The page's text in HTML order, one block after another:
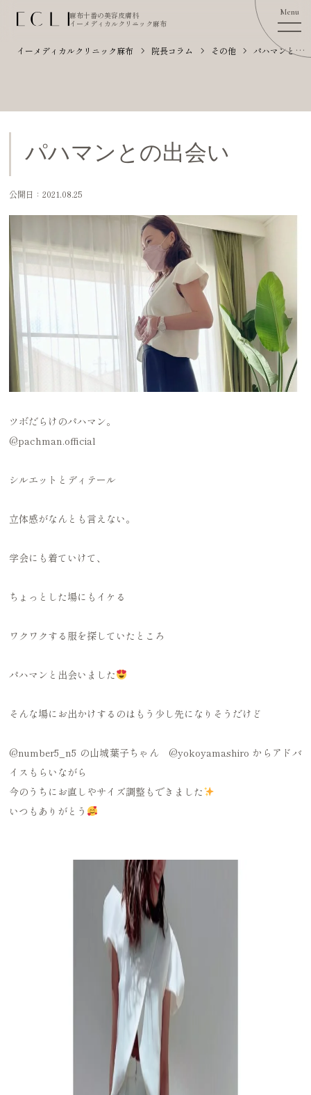
麻布十番の美容皮膚科
イーメディカルクリニック麻布
イーメディカルクリニック麻布 院長コラム その他 パハマンとの出会い
パハマンとの出会い
公開日：2021.08.25
ツボだらけのパハマン。
@pachman.official
シルエットとディテール
立体感がなんとも言えない。
学会にも着ていけて、
ちょっとした場にもイケる
ワクワクする服を探していたところ
パハマンと出会いました
そんな場にお出かけするのはもう少し先になりそうだけど
@number5_n5 の山城葉子ちゃん @yokoyamashiro からアドバ
イスもらいながら
今のうちにお直しやサイズ調整もできました
いつもありがとう